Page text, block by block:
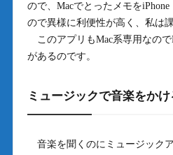
ので、Macでとったメモを
ので異様に利便性が高く、私は
このアプリもMac系専用なので
があるのです。
ミュージックで音楽をかけ
音楽を聞くのにミュージック